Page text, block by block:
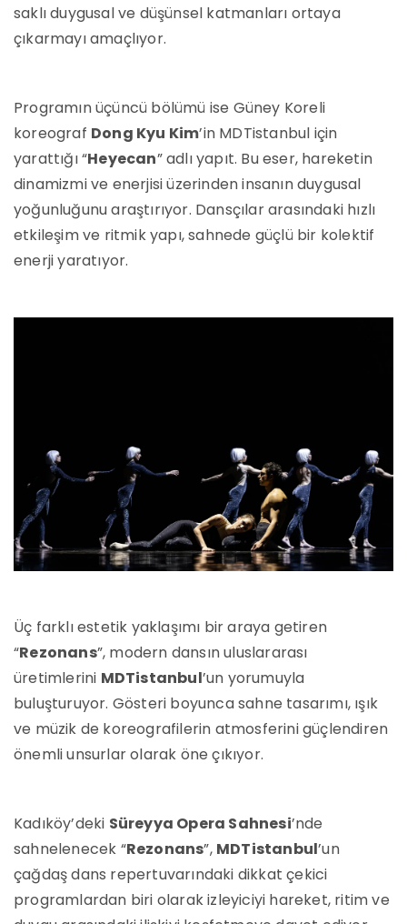
saklı duygusal ve düşünsel katmanları ortaya
çıkarmayı amaçlıyor.
Programın üçüncü bölümü ise Güney Koreli
koreograf Dong Kyu Kim’in MDTistanbul için
yarattığı “Heyecan” adlı yapıt. Bu eser, hareketin
dinamizmi ve enerjisi üzerinden insanın duygusal
yoğunluğunu araştırıyor. Dansçılar arasındaki hızlı
etkileşim ve ritmik yapı, sahnede güçlü bir kolektif
enerji yaratıyor.
Üç farklı estetik yaklaşımı bir araya getiren
“Rezonans”, modern dansın uluslararası
üretimlerini MDTistanbul’un yorumuyla
buluşturuyor. Gösteri boyunca sahne tasarımı, ışık
ve müzik de koreografilerin atmosferini güçlendiren
önemli unsurlar olarak öne çıkıyor.
Kadıköy’deki Süreyya Opera Sahnesi’nde
sahnelenecek “Rezonans”, MDTistanbul’un
çağdaş dans repertuvarındaki dikkat çekici
programlardan biri olarak izleyiciyi hareket, ritim ve